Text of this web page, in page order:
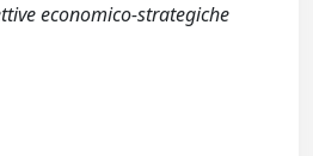
economico-strategiche